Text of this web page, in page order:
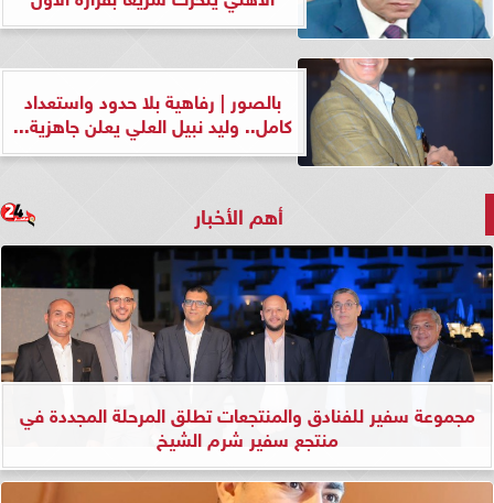
بالصور | رفاهية بلا حدود واستعداد
كامل.. وليد نبيل العلي يعلن جاهزية...
أهم الأخبار
مجموعة سفير للفنادق والمنتجعات تطلق المرحلة المجددة في
منتجع سفير شرم الشيخ